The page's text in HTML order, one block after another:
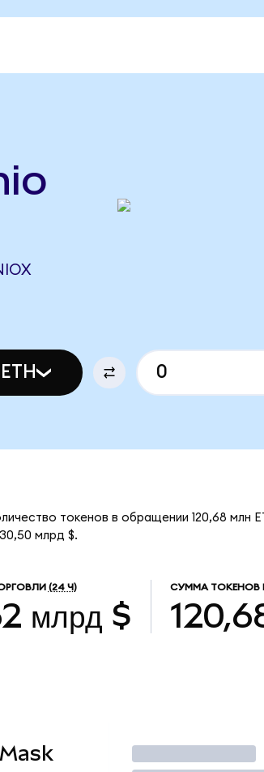
ETH
токенов в обращении 120,68 млн
млрд $.
(24 Ч)
млрд $
СУММА ТОКЕНОВ
Торговать